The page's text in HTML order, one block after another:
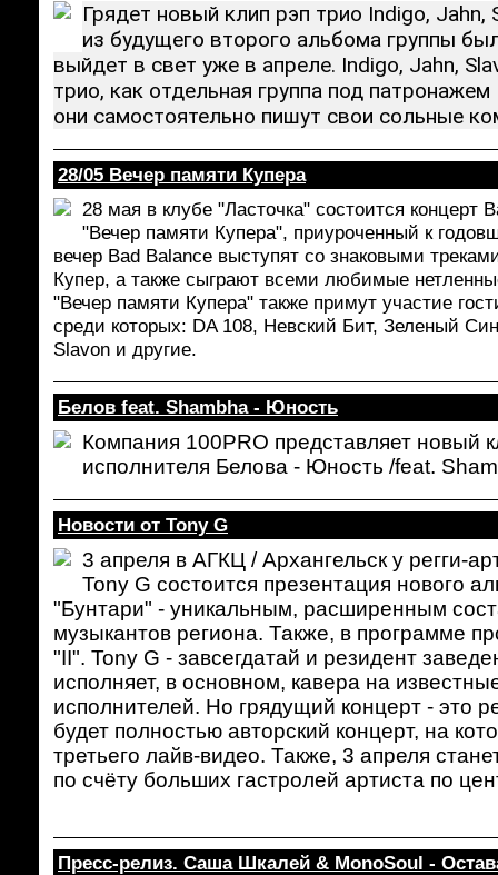
Грядет новый клип рэп трио Indigo,
из будущего второго альбома группы
выйдет в свет уже в апреле. Indigo, Jahn,
трио, как отдельная группа под
они самостоятельно пишут свои сольные
28/05 Вечер памяти Купера
28 мая в клубе "Ласточка" состоится концерт
"Вечер памяти Купера", приуроченный к
вечер Bad Balance выступят со знаковыми
Купер, а также сыграют всеми любимые
"Вечер памяти Купера" также примут участие
среди которых: DA 108, Невский Бит, Зеленый
Slavon и другие.
Белов feat. Shambha - Юность
Компания 100PRO представляет новый
исполнителя Белова - Юность /feat.
Новости от Tony G
3 апреля в АГКЦ / Архангельск у регги-
Tony G состоится презентация нового
"Бунтари" - уникальным, расширенным
музыкантов региона. Также, в программе
"II". Tony G - завсегдатай и резидент
исполняет, в основном, кавера на
исполнителей. Но грядущий концерт - это
будет полностью авторский концерт, на
третьего лайв-видео. Также, 3 апреля
по счёту больших гастролей артиста по
Пресс-релиз. Саша Шкалей & MonoSoul -